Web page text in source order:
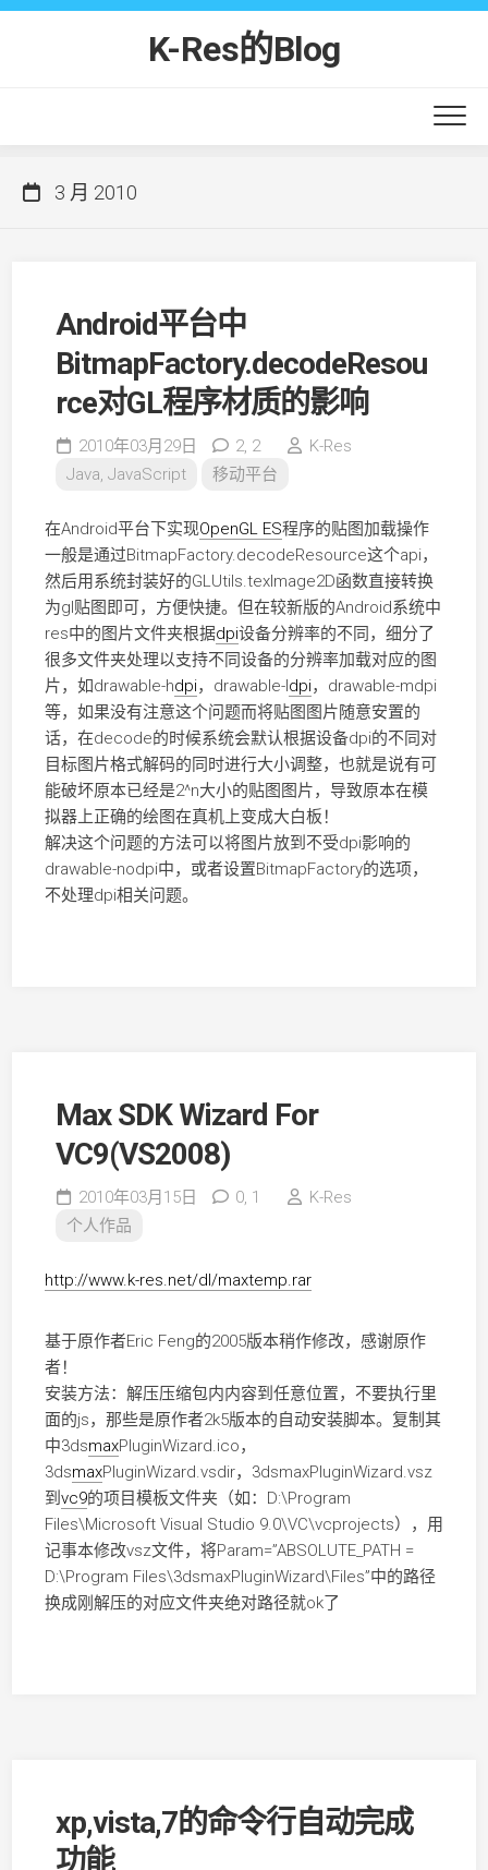
Skip
K-Res的Blog
3 月 2010
Android平台中
BitmapFactory.decodeResou
rce对GL程序材质的影响
2010年03月29日 2, 2
K-Res
Java, JavaScript
移动平台
在Android平台下实现OpenGL ES程序的贴图加载操作
一般是通过BitmapFactory.decodeResource这个api，
然后用系统封装好的GLUtils.texImage2D函数直接转换
为gl贴图即可，方便快捷。但在较新版的Android系统中
res中的图片文件夹根据dpi设备分辨率的不同，细分了
很多文件夹处理以支持不同设备的分辨率加载对应的图
片，如drawable-hdpi，drawable-ldpi，drawable-mdpi
等，如果没有注意这个问题而将贴图图片随意安置的
话，在decode的时候系统会默认根据设备dpi的不同对
目标图片格式解码的同时进行大小调整，也就是说有可
能破坏原本已经是2^n大小的贴图图片，导致原本在模
拟器上正确的绘图在真机上变成大白板！
解决这个问题的方法可以将图片放到不受dpi影响的
drawable-nodpi中，或者设置BitmapFactory的选项，
不处理dpi相关问题。
Max SDK Wizard For
VC9(VS2008)
2010年03月15日 0, 1
K-Res
个人作品
http://www.k-res.net/dl/maxtemp.rar
基于原作者Eric Feng的2005版本稍作修改，感谢原作
者！
安装方法：解压压缩包内内容到任意位置，不要执行里
面的js，那些是原作者2k5版本的自动安装脚本。复制其
中3dsmaxPluginWizard.ico，
3dsmaxPluginWizard.vsdir，3dsmaxPluginWizard.vsz
到 vc9的项目模板文件夹（如：D:\Program
Files\Microsoft Visual Studio 9.0\VC\vcprojects），用
记事本修改vsz文件，将Param=”ABSOLUTE_PATH =
D:\Program Files\3dsmaxPluginWizard\Files”中的路径
换成刚解压的对应文件夹绝对路径就ok了
xp,vista,7的命令行自动完成
功能